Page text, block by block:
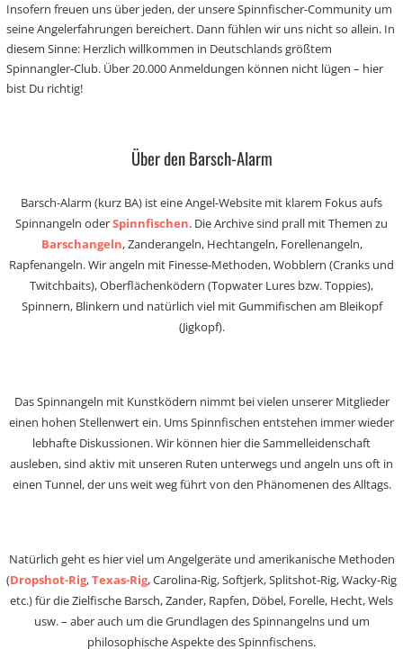
Insofern freuen uns über jeden, der unsere Spinnfischer-Community um
seine Angelerfahrungen bereichert. Dann fühlen wir uns nicht so allein. In
diesem Sinne: Herzlich willkommen in Deutschlands größtem
Spinnangler-Club. Über 20.000 Anmeldungen können nicht lügen – hier
bist Du richtig!
Über den Barsch-Alarm
Barsch-Alarm (kurz BA) ist eine Angel-Website mit klarem Fokus aufs
Spinnangeln oderSpinnfischen. Die Archive sind prall mit Themen zu
Barschangeln, Zanderangeln, Hechtangeln, Forellenangeln,
Rapfenangeln. Wir angeln mit Finesse-Methoden, Wobblern (Cranks und
Twitchbaits), Oberflächenködern (Topwater Lures bzw. Toppies),
Spinnern, Blinkern und natürlich viel mit Gummifischen am Bleikopf
(Jigkopf).
Das Spinnangeln mit Kunstködern nimmt bei vielen unserer Mitglieder
einen hohen Stellenwert ein. Ums Spinnfischen entstehen immer wieder
lebhafte Diskussionen. Wir können hier die Sammelleidenschaft
ausleben, sind aktiv mit unseren Ruten unterwegs und angeln uns oft in
einen Tunnel, der uns weit weg führt von den Phänomenen des Alltags.
Natürlich geht es hier viel um Angelgeräte und amerikanische Methoden
(Dropshot-Rig,Texas-Rig, Carolina-Rig, Softjerk, Splitshot-Rig, Wacky-Rig
etc.) für die Zielfische Barsch, Zander, Rapfen, Döbel, Forelle, Hecht, Wels
usw. – aber auch um die Grundlagen des Spinnangelns und um
philosophische Aspekte des Spinnfischens.